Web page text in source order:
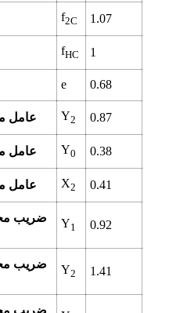
f2C 1.07
fHC 1
e 0.68
عامل Y2 0.87
عامل Y0 0.38
عامل X2 0.41
ضریب
Y1 0.92
ضریب
Y2 1.41
ضریب